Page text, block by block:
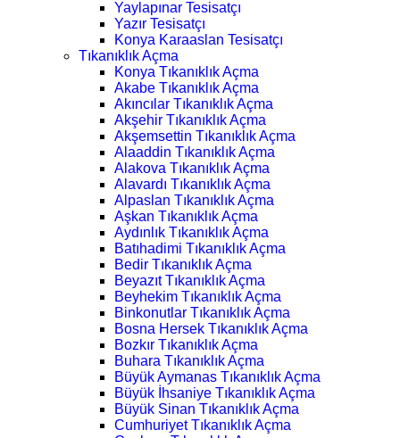
Yaylapınar Tesisatçı
Yazır Tesisatçı
Konya Karaaslan Tesisatçı
Tıkanıklık Açma
Konya Tıkanıklık Açma
Akabe Tıkanıklık Açma
Akıncılar Tıkanıklık Açma
Akşehir Tıkanıklık Açma
Akşemsettin Tıkanıklık Açma
Alaaddin Tıkanıklık Açma
Alakova Tıkanıklık Açma
Alavardı Tıkanıklık Açma
Alpaslan Tıkanıklık Açma
Aşkan Tıkanıklık Açma
Aydınlık Tıkanıklık Açma
Batıhadimi Tıkanıklık Açma
Bedir Tıkanıklık Açma
Beyazıt Tıkanıklık Açma
Beyhekim Tıkanıklık Açma
Binkonutlar Tıkanıklık Açma
Bosna Hersek Tıkanıklık Açma
Bozkır Tıkanıklık Açma
Buhara Tıkanıklık Açma
Büyük Aymanas Tıkanıklık Açma
Büyük İhsaniye Tıkanıklık Açma
Büyük Sinan Tıkanıklık Açma
Cumhuriyet Tıkanıklık Açma